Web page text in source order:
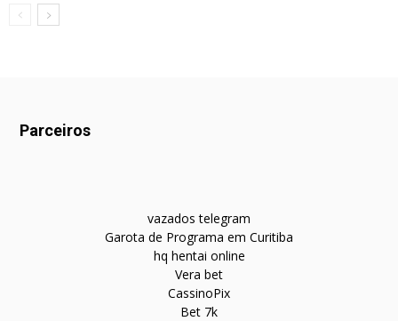
Parceiros
vazados telegram
Garota de Programa em Curitiba
hq hentai online
Vera bet
CassinoPix
Bet 7k